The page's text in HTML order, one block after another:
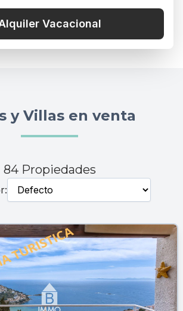
Vacacional
y Villas en venta
84 Propiedades